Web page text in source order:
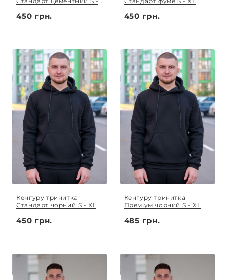
450 грн. 450 грн.
Кенгуру тринитка
Стандарт чорний S - XL
450 грн.
Кенгуру тринитка
Преміум чорний S - XL
485 грн.